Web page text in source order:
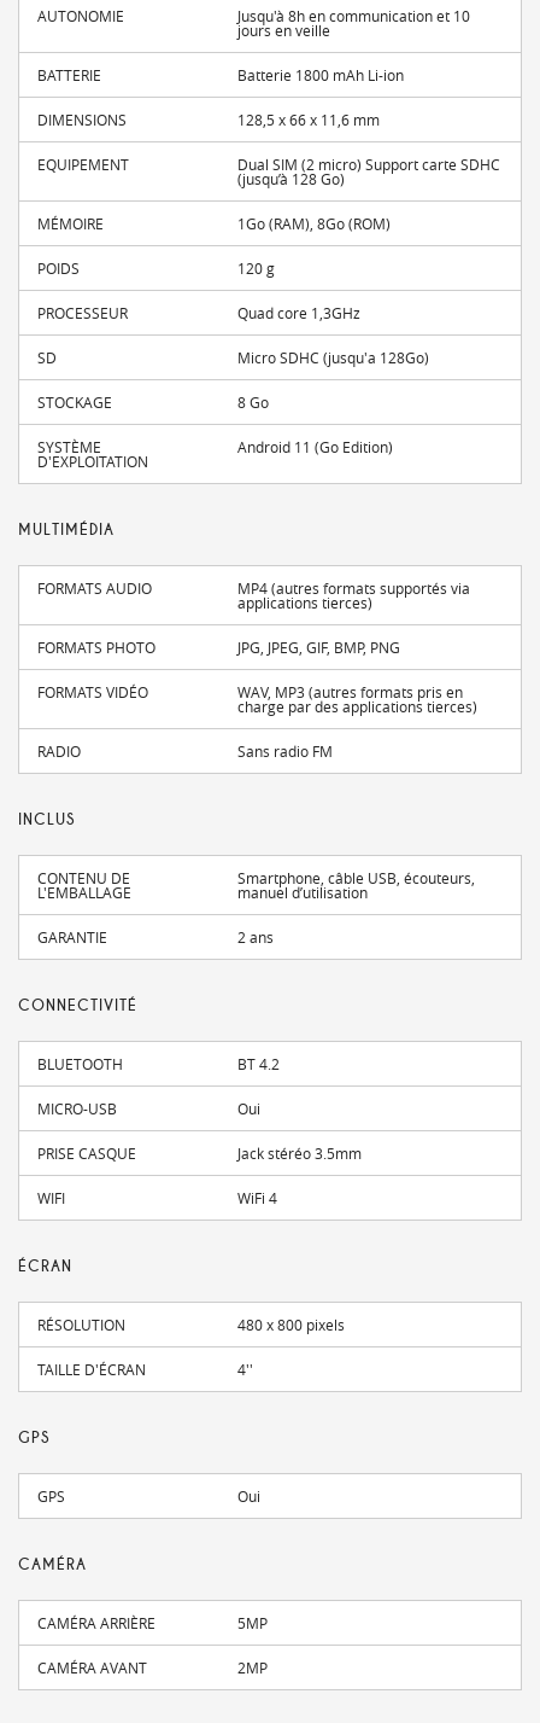
AUTONOMIE Jusqu'à 8h en communication et 10
jours en veille
BATTERIE Batterie 1800 mAh Li-ion
DIMENSIONS 128,5 x 66 x 11,6 mm
EQUIPEMENT Dual SIM (2 micro) Support carte SDHC
(jusqu’à 128 Go)
MÉMOIRE 1Go (RAM), 8Go (ROM)
POIDS 120 g
PROCESSEUR Quad core 1,3GHz
SD Micro SDHC (jusqu'a 128Go)
STOCKAGE 8 Go
SYSTÈME
D'EXPLOITATION
Android 11 (Go Edition)
MULTIMÉDIA
FORMATS AUDIO MP4 (autres formats supportés via
applications tierces)
FORMATS PHOTO JPG, JPEG, GIF, BMP, PNG
FORMATS VIDÉO WAV, MP3 (autres formats pris en
charge par des applications tierces)
RADIO Sans radio FM
INCLUS
CONTENU DE
L'EMBALLAGE
Smartphone, câble USB, écouteurs,
manuel d’utilisation
GARANTIE 2 ans
CONNECTIVITÉ
BLUETOOTH BT 4.2
MICRO-USB Oui
PRISE CASQUE Jack stéréo 3.5mm
WIFI WiFi 4
ÉCRAN
RÉSOLUTION 480 x 800 pixels
TAILLE D'ÉCRAN 4''
GPS
GPS Oui
CAMÉRA
CAMÉRA ARRIÈRE 5MP
CAMÉRA AVANT 2MP